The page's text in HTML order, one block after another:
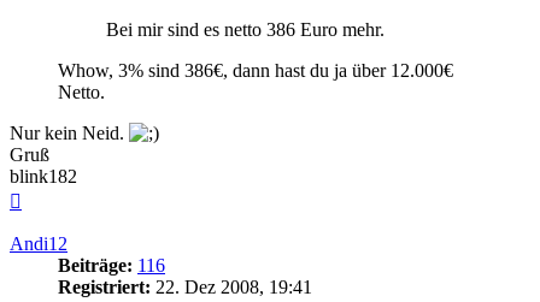
Bei mir sind es netto 386 Euro mehr.
Whow, 3% sind 386€, dann hast du ja über 12.000€
Netto.
Nur kein Neid.
Gruß
blink182
Andi12
Beiträge: 116
Registriert: 22. Dez 2008, 19:41